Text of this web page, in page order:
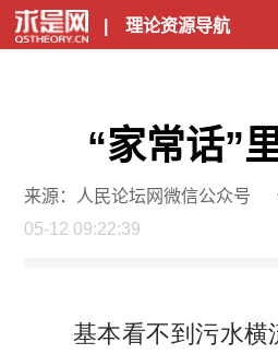
| 理论资源导航
“家常话”
来源：人民论坛网微信公众号
05-12 09:22:39
基本看不到污水横